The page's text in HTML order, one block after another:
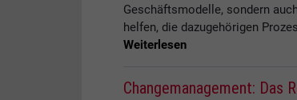
Geschäftsmodelle, sondern
helfen, die dazugehörigen
Weiterlesen
Changemanagement: Das